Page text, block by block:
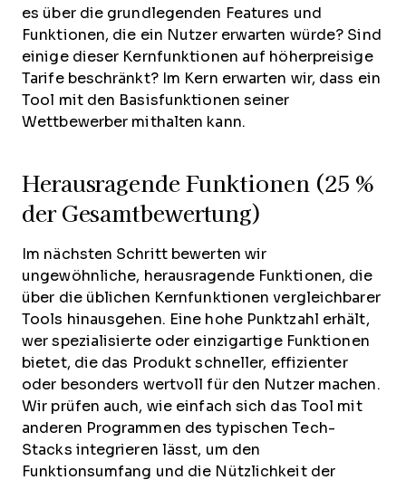
es über die grundlegenden Features und
Funktionen, die ein Nutzer erwarten würde? Sind
einige dieser Kernfunktionen auf höherpreisige
Tarife beschränkt? Im Kern erwarten wir, dass ein
Tool mit den Basisfunktionen seiner
Wettbewerber mithalten kann.
Herausragende Funktionen (25 %
der Gesamtbewertung)
Im nächsten Schritt bewerten wir
ungewöhnliche, herausragende Funktionen, die
über die üblichen Kernfunktionen vergleichbarer
Tools hinausgehen. Eine hohe Punktzahl erhält,
wer spezialisierte oder einzigartige Funktionen
bietet, die das Produkt schneller, effizienter
oder besonders wertvoll für den Nutzer machen.
Wir prüfen auch, wie einfach sich das Tool mit
anderen Programmen des typischen Tech-
Stacks integrieren lässt, um den
Funktionsumfang und die Nützlichkeit der